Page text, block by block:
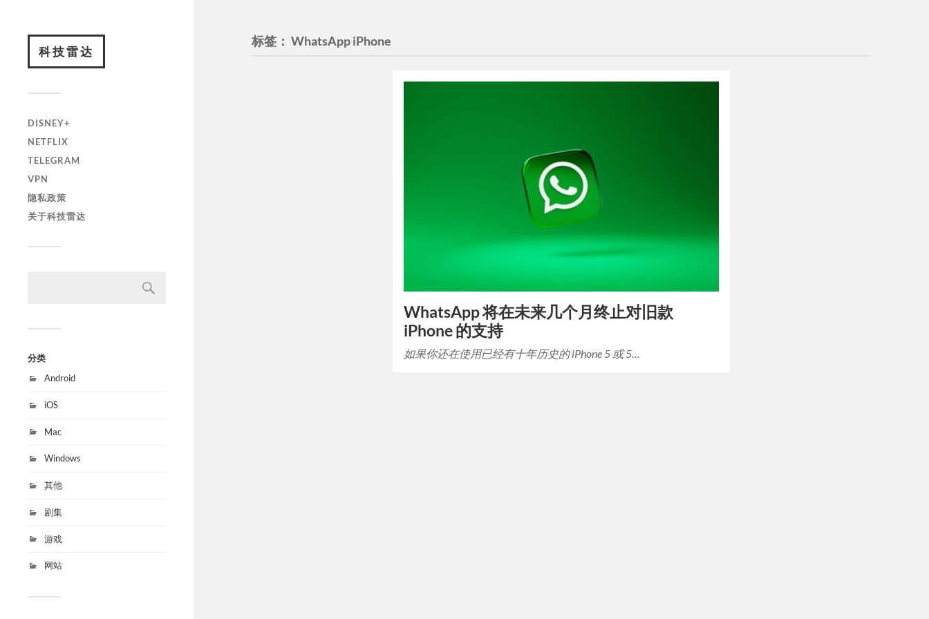
科技雷达
DISNEY+
NETFLIX
TELEGRAM
VPN
隐私政策
关于科技雷达
分类
Android
iOS
Mac
Windows
其他
剧集
游戏
网站
标签：WhatsApp iPhone
WhatsApp 将在未来几个月终止对旧款
iPhone 的支持
如果你还在使用已经有十年历史的 iPhone 5 或 5…